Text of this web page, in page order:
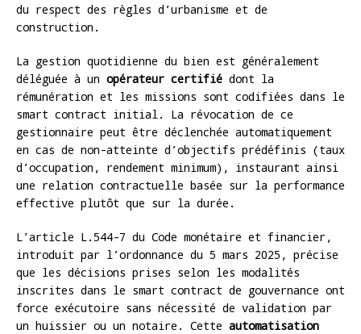
du respect des règles d’urbanisme et de
construction.
La gestion quotidienne du bien est généralement
déléguée à un opérateur certifié dont la
rémunération et les missions sont codifiées dans le
smart contract initial. La révocation de ce
gestionnaire peut être déclenchée automatiquement
en cas de non-atteinte d’objectifs prédéfinis (taux
d’occupation, rendement minimum), instaurant ainsi
une relation contractuelle basée sur la performance
effective plutôt que sur la durée.
L’article L.544-7 du Code monétaire et financier,
introduit par l’ordonnance du 5 mars 2025, précise
que les décisions prises selon les modalités
inscrites dans le smart contract de gouvernance ont
force exécutoire sans nécessité de validation par
un huissier ou un notaire. Cette automatisation